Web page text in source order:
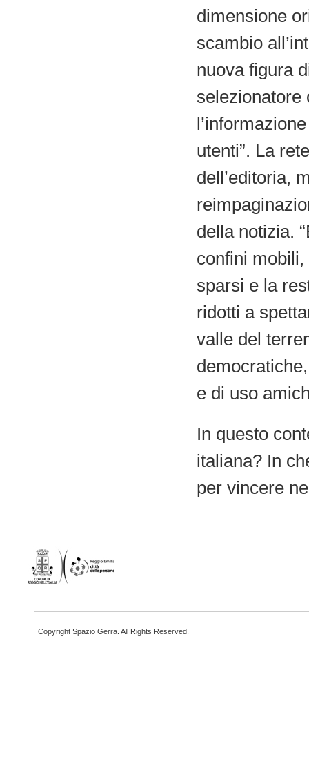
dimensione
scambio
nuova figura
selezionatore
utenti”. La
dell’editoria,
della notizia.
confini
sparsi e la
ridotti a
valle del
e di uso
In questo
italiana? In
per vincere
Copyright Spazio Gerra. All Rights Reserved.